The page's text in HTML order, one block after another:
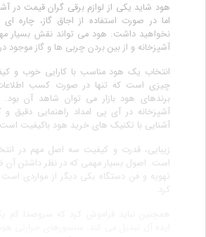
هود شاید یکی از لوازم برقی گران قیمت در
اما در صورت استفاده از اجاق گاز، چاره
نخواهید داشت. هود می تواند نقش بسیار
آشپزخانه و از بین بردن چربی ها و گاز موجود
انتخاب یک هود مناسب با کارایی خوب و
چیزی است که تنها در صورت کسب اطلاعات
برندهای هود بازار می توان شاهد آن
آشپزخانه در آی پی امداد راهنمایی دقیق
آشنایی با تکنیک های خرید هود باکیفیت
زیبایی، قدرت و کیفیت سه اصل مهم در
است. اصول بسیار مهمی که در نظر داشتن
تهویه و فن دستگاه یکی دیگر از مواردی است